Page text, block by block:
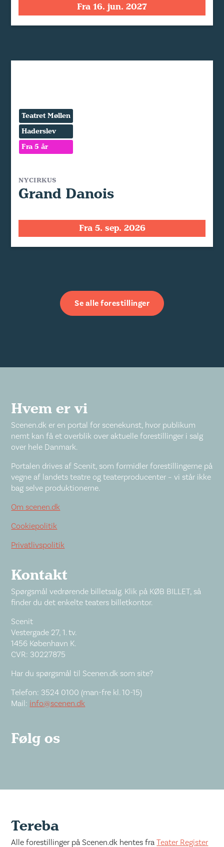
Fra 16. jun. 2027
Teatret Møllen
Haderslev
Fra 5 år
NYCIRKUS
Grand Danois
Fra 5. sep. 2026
Se alle forestillinger
Hvem er vi
Scenen.dk er en portal for scenekunst, hvor publikum
nemt kan få et overblik over aktuelle forestillinger i salg
over hele Danmark.
Portalen drives af Scenit, som formidler forestillingerne på
vegne af landets teatre og teaterproducenter – vi står ikke
bag selve produktionerne.
Om scenen.dk
Cookiepolitik
Privatlivspolitik
Kontakt
Spørgsmål vedrørende billetsalg. Klik på KØB BILLET, så
finder du det enkelte teaters billetkontor.
Scenit
Vestergade 27, 1. tv.
1456 København K.
CVR: 30227875
Har du spørgsmål til Scenen.dk som site?
Telefon: 3524 0100 (man-fre kl. 10-15)
Mail: info@scenen.dk
Følg os
Tereba
Alle forestillinger på Scenen.dk hentes fraTeater Register